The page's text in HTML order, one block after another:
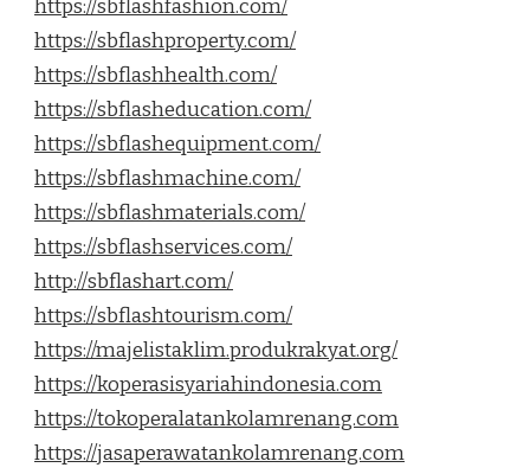
https://sbflashfashion.com/
https://sbflashproperty.com/
https://sbflashhealth.com/
https://sbflasheducation.com/
https://sbflashequipment.com/
https://sbflashmachine.com/
https://sbflashmaterials.com/
https://sbflashservices.com/
http://sbflashart.com/
https://sbflashtourism.com/
https://majelistaklim.produkrakyat.org/
https://koperasisyariahindonesia.com
https://tokoperalatankolamrenang.com
https://jasaperawatankolamrenang.com